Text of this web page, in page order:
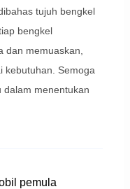
tujuh bengkel
bengkel
dan memuaskan,
kebutuhan. Semoga
dalam menentukan
pemula